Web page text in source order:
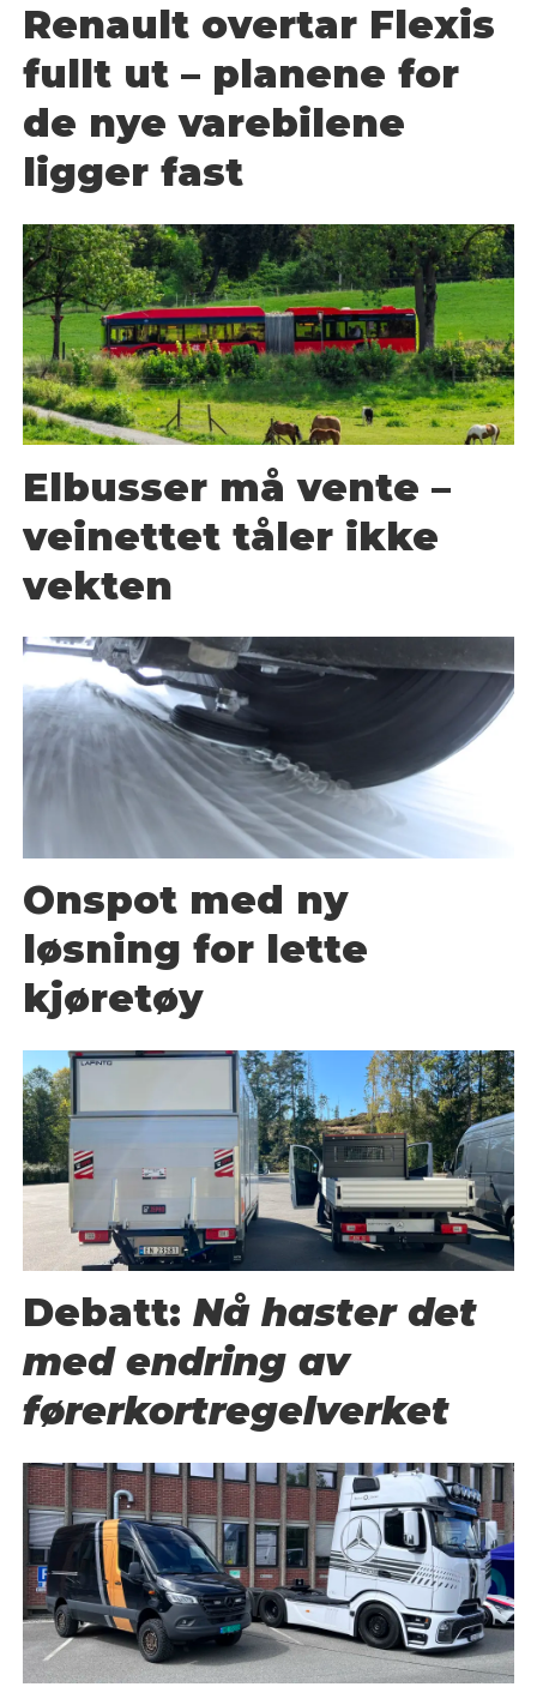
Renault overtar Flexis
fullt ut – planene for
de nye varebilene
ligger fast
Elbusser må vente –
veinettet tåler ikke
vekten
Onspot med ny
løsning for lette
kjøretøy
Debatt:Nå haster det
med endring av
førerkortregelverket